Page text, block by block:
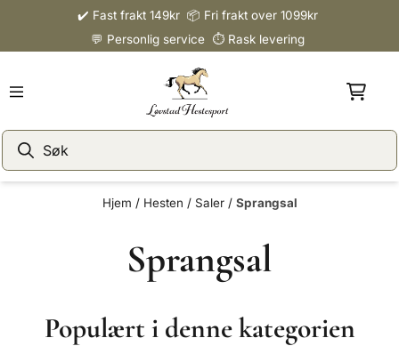
Hopp til innhold✔️ Fast frakt 149kr 📦 Fri frakt over 1099kr
💬 Personlig service ⏱️ Rask levering
Hjem / Hesten / Saler / Sprangsal
Sprangsal
Populært i denne kategorien